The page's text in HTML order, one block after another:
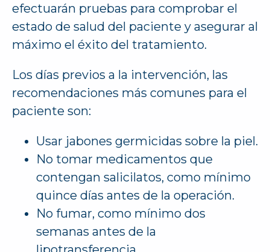
efectuarán pruebas para comprobar el
estado de salud del paciente y asegurar al
máximo el éxito del tratamiento.
Los días previos a la intervención, las
recomendaciones más comunes para el
paciente son:
Usar jabones germicidas sobre la piel.
No tomar medicamentos que
contengan salicilatos, como mínimo
quince días antes de la operación.
No fumar, como mínimo dos
semanas antes de la